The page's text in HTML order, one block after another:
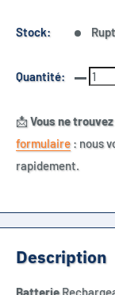
Stock:
Quantité:
📩Vous ne
formulaire : nous
rapidement.
Description